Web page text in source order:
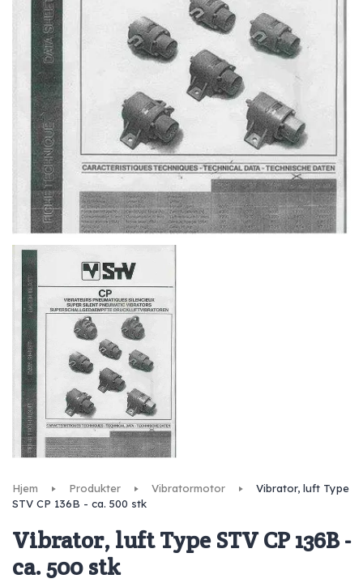
Hjem Produkter Vibratormotor
Vibrator, luft Type
STV CP 136B - ca. 500 stk
Vibrator, luft Type STV CP 136B -
ca. 500 stk